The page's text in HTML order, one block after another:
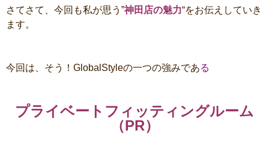
さてさて、今回も私が思う”神田店の魅力“をお伝えしていき
ます。
今回は、そう！GlobalStyleの一つの強みである
プライベートフィッティングルーム
（PR）